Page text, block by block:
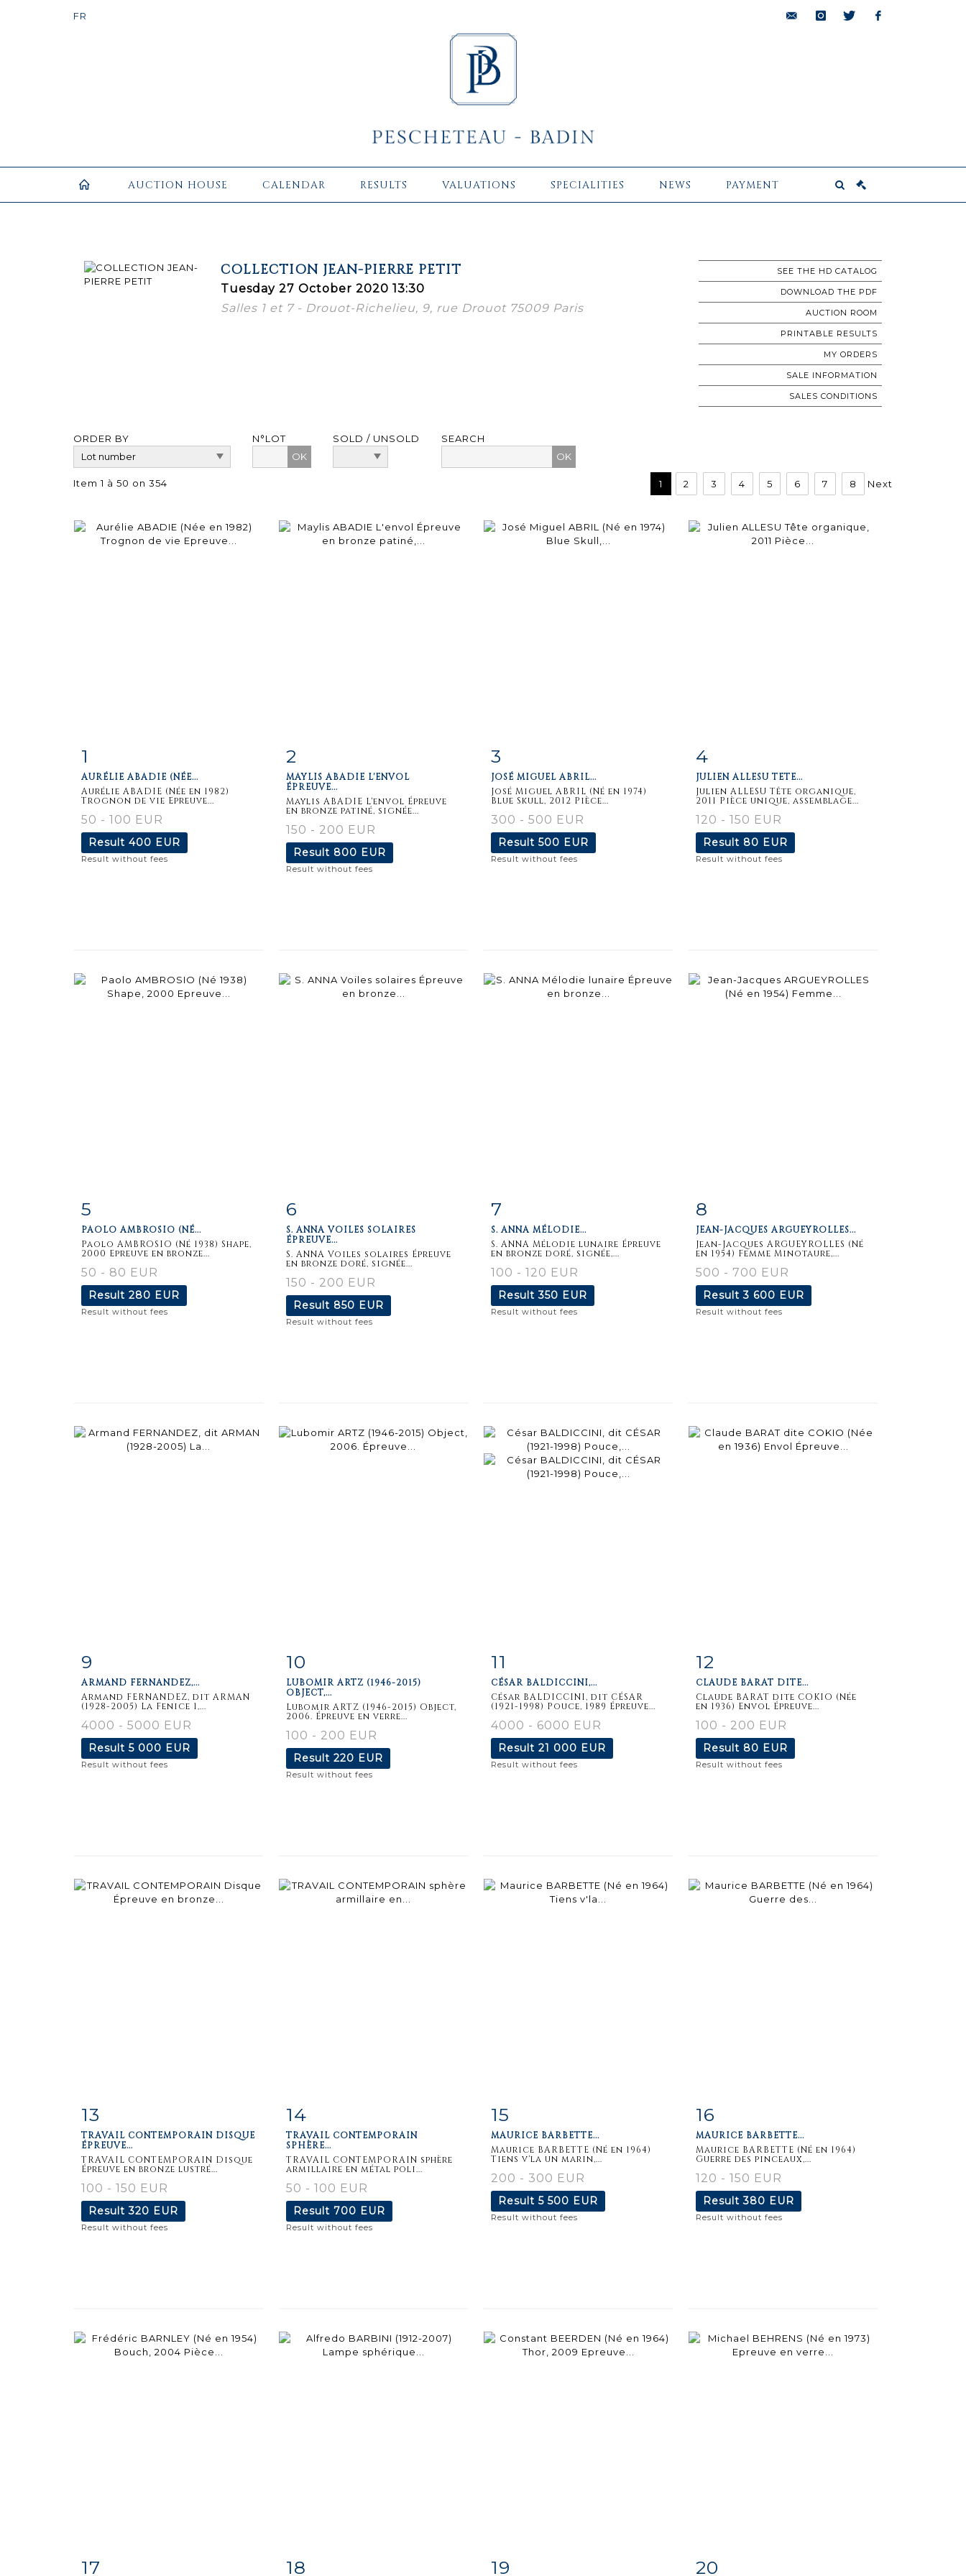
AUCTION HOUSE CALENDAR RESULTS VALUATIONS SPECIALITIES NEWS PAYMENT
COLLECTION JEAN-PIERRE PETIT
Tuesday 27 October 2020 13:30
Salles 1 et 7 - Drouot-Richelieu, 9, rue Drouot 75009 Paris
SEE THE HD CATALOG
DOWNLOAD THE PDF
AUCTION ROOM
PRINTABLE RESULTS
MY ORDERS
SALE INFORMATION
SALES CONDITIONS
ORDER BY
N°LOT
OK
SOLD / UNSOLD SEARCH
Item 1 à 50 on 354 1 2 3 4 5 6 7 8 Next
1
AURÉLIE ABADIE (NÉE...
Aurélie ABADIE (Née en 1982)
Trognon de vie Epreuve...
50 - 100 EUR
Result 400 EUR
Result without fees
2
MAYLIS ABADIE L'ENVOL
ÉPREUVE...
Maylis ABADIE L'envol Épreuve
en bronze patiné, signée...
150 - 200 EUR
Result 800 EUR
Result without fees
3
JOSÉ MIGUEL ABRIL...
José Miguel ABRIL (Né en 1974)
Blue Skull, 2012 Pièce...
300 - 500 EUR
Result 500 EUR
Result without fees
4
JULIEN ALLESU TÊTE...
Julien ALLESU Tête organique,
2011 Pièce unique, assemblage...
120 - 150 EUR
Result 80 EUR
Result without fees
5
PAOLO AMBROSIO (NÉ...
Paolo AMBROSIO (Né 1938) Shape,
2000 Epreuve en bronze...
50 - 80 EUR
Result 280 EUR
Result without fees
6
S. ANNA VOILES SOLAIRES
ÉPREUVE...
S. ANNA Voiles solaires Épreuve
en bronze doré, signée...
150 - 200 EUR
Result 850 EUR
Result without fees
7
S. ANNA MÉLODIE...
S. ANNA Mélodie lunaire Épreuve
en bronze doré, signée,...
100 - 120 EUR
Result350 EUR
Result without fees
8
JEAN-JACQUES ARGUEYROLLES...
Jean-Jacques ARGUEYROLLES (Né
en 1954) Femme Minotaure,...
500 - 700 EUR
Result3 600 EUR
Result without fees
9
ARMAND FERNANDEZ,...
Armand FERNANDEZ, dit ARMAN
(1928-2005) La Fenice 1,...
4000 - 5000 EUR
Result 5 000 EUR
Result without fees
Item detail
10
LUBOMIR ARTZ (1946-2015)
OBJECT,...
Lubomir ARTZ (1946-2015) Object,
2006. Épreuve en verre...
100 - 200 EUR
Result 220 EUR
Result without fees
11
CÉSAR BALDICCINI,...
César BALDICCINI, dit CÉSAR
(1921-1998) Pouce, 1989 Épreuve...
4000 - 6000 EUR
Result 21 000 EUR
Result without fees
Item detail
12
CLAUDE BARAT DITE...
Claude BARAT dite COKIO (Née
en 1936) Envol Épreuve...
100 - 200 EUR
Result 80 EUR
Result without fees
Item detail
13
TRAVAIL CONTEMPORAIN DISQUE
ÉPREUVE...
TRAVAIL CONTEMPORAIN Disque
Épreuve en bronze lustré...
100 - 150 EUR
Result320 EUR
Result without fees
Item detail
14
TRAVAIL CONTEMPORAIN
SPHÈRE...
TRAVAIL CONTEMPORAIN sphère
armillaire en métal poli...
50 - 100 EUR
Result 700 EUR
Result without fees
Item detail
15
MAURICE BARBETTE...
Maurice BARBETTE (Né en 1964)
Tiens v'la un marin,...
200 - 300 EUR
Result 5 500 EUR
Result without fees
Item detail
16
MAURICE BARBETTE...
Maurice BARBETTE (Né en 1964)
Guerre des pinceaux,...
120 - 150 EUR
Result380 EUR
Result without fees
Item detail
17 Item detail
18 Item detail
19 Item detail
20